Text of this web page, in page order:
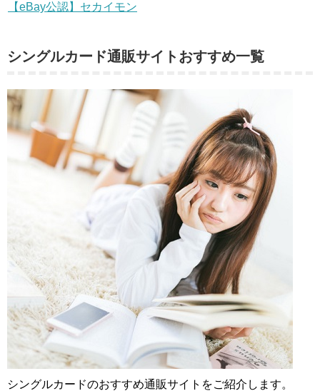
【eBay公認】セカイモン
シングルカード通販サイトおすすめ一覧
シングルカードのおすすめ通販サイトをご紹介します。